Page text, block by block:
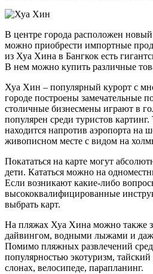
В центре города расположен
можно приобрести импортные
из Хуа Хина в Бангкок есть
В нем можно купить различные
Хуа Хин – популярный курорт с
городе построены замечательные
столичные бизнесмены играют в
популярен среди туристов
находится напротив аэропорта на
живописном месте с видом на
Покататься на карте могут
дети. Кататься можно на
Если возникают какие-либо
высококвалифицированные
выбрать карт.
На пляжах Хуа Хина можно также
дайвингом, водными лыжами и
Помимо пляжных развлечений
популярностью экотуризм,
слонах, велосипеде, парапланинг.